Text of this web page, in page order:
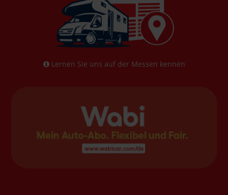
Lernen Sie uns auf der Messen kennen